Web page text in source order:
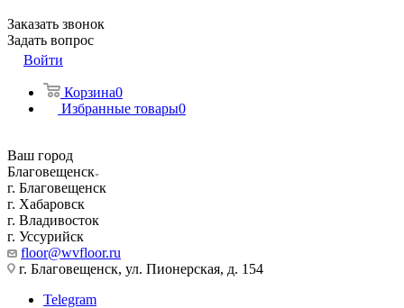
Заказать звонок
Задать вопрос
Войти
Корзина0
Избранные товары0
Ваш город
Благовещенск
г. Благовещенск
г. Хабаровск
г. Владивосток
г. Уссурийск
floor@wvfloor.ru
г. Благовещенск, ул. Пионерская, д. 154
Telegram